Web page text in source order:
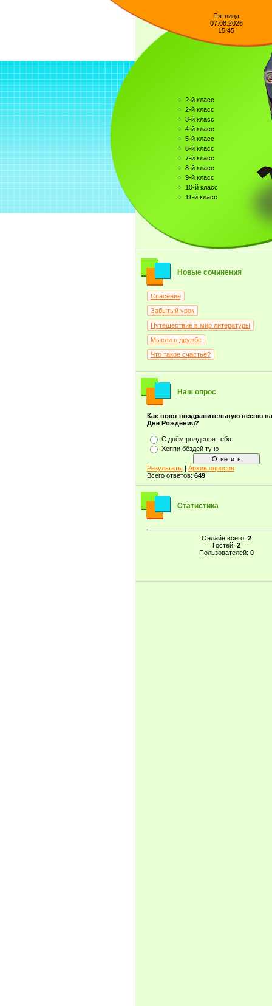
Пятница
07.08.2026
15:45
?-й класс
2-й класс
3-й класс
4-й класс
5-й класс
6-й класс
7-й класс
8-й класс
9-й класс
10-й класс
11-й класс
Новые сочинения
Спасение
Забытый урок
Путешествие в мир литературы
Мысли о дружбе
Что такое счастье?
Наш опрос
Как поют поздравительную песню
Дне Рождения?
С днём рожденья тебя
Хеппи бёздей ту ю
Результаты| Архив опросов
Всего ответов: 649
Статистика
Онлайн всего: 2
Гостей: 2
Пользователей: 0